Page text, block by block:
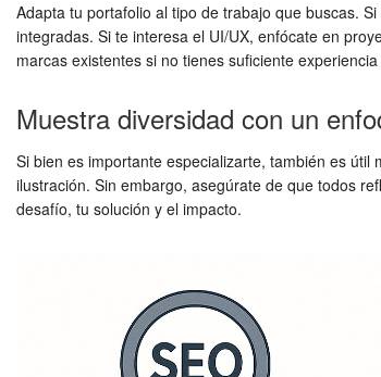
Adapta tu portafolio al tipo de trabajo que buscas.
integradas. Si te interesa el UI/UX, enfócate en
marcas existentes si no tienes suficiente
Muestra diversidad con un
Si bien es importante especializarte, también es
ilustración. Sin embargo, asegúrate de que todos
desafío, tu solución y el impacto.